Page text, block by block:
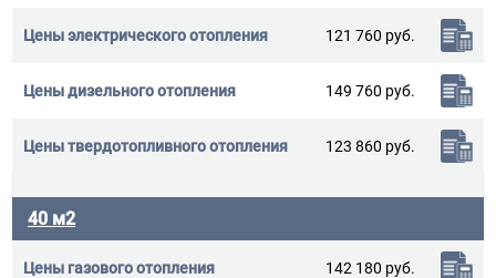
121 760 руб.
149 760 руб.
123 860 руб.
40 м2
142 180 руб.